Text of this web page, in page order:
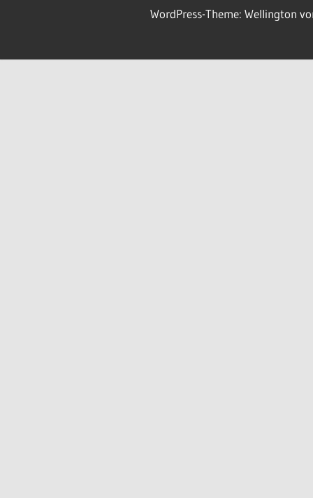
WordPress-Theme: Wellington